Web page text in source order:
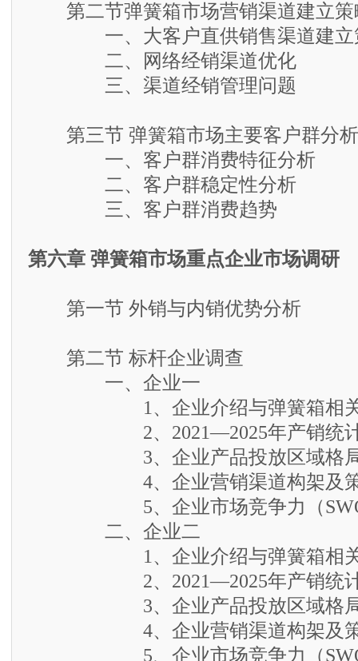
第二节弹簧箱市场营销渠道建立策
一、大客户直供销售渠道建立
二、网络经销渠道优化
三、渠道经销管理问题
第三节 弹簧箱市场主要客户群分析
一、客户群消费特征分析
二、客户群稳定性分析
三、客户群消费趋势
第六章 弹簧箱市场重点企业市场调研
第一节 外销与内销优势分析
第二节 标杆企业调查
一、企业一
1、企业介绍与弹簧箱相关
2、2021—2025年产销统计
3、企业产品投放区域格
4、企业营销渠道构架及
5、企业市场竞争力（
二、企业二
1、企业介绍与弹簧箱相关
2、2021—2025年产销统计
3、企业产品投放区域格
4、企业营销渠道构架及
5、企业市场竞争力（